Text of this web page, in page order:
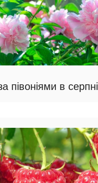
півоніями в серпні